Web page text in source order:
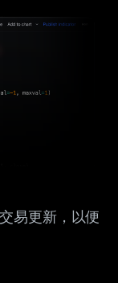
易更新，以便